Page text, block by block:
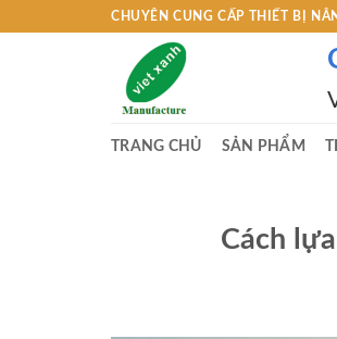
CHUYÊN CUNG CẤP THIẾT BỊ
TRANG CHỦ SẢN PHẨM
Cách